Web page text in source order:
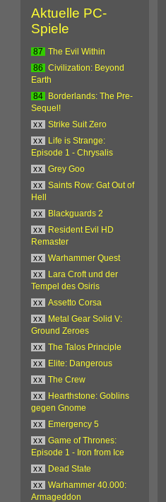
Aktuelle PC-
Spiele
87
The Evil Within
86
Civilization: Beyond
Earth
84
Borderlands: The Pre-
Sequel!
xx
Strike Suit Zero
xx
Life is Strange:
Episode 1 - Chrysalis
xx
Grey Goo
xx
Saints Row: Gat Out of
Hell
xx
Blackguards 2
xx
Resident Evil HD
Remaster
xx
Warhammer Quest
xx
Lara Croft und der
Tempel des Osiris
xx
Assetto Corsa
xx
Metal Gear Solid V:
Ground Zeroes
xx
The Talos Principle
xx
Elite: Dangerous
xx
The Crew
xx
Hearthstone: Goblins
gegen Gnome
xx
Emergency 5
xx
Game of Thrones:
Episode 1 - Iron from Ice
xx
Dead State
xx
Warhammer 40.000:
Armageddon